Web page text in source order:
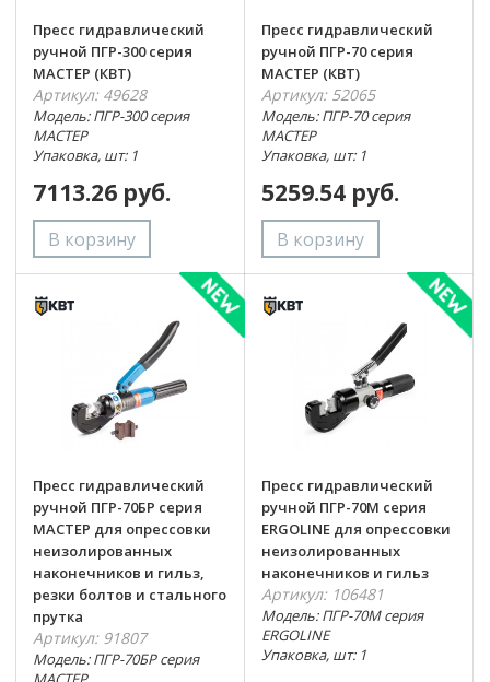
Пресс гидравлический
ручной ПГР-300 серия
МАСТЕР (КВТ)
Артикул: 49628
Модель: ПГР-300 серия
МАСТЕР
Упаковка, шт: 1
7113.26 руб.
Пресс гидравлический
ручной ПГР-70 серия
МАСТЕР (КВТ)
Артикул: 52065
Модель: ПГР-70 серия
МАСТЕР
Упаковка, шт: 1
5259.54 руб.
Пресс гидравлический
ручной ПГР-70БР серия
МАСТЕР для опрессовки
неизолированных
наконечников и гильз,
резки болтов и стального
прутка
Артикул: 91807
Модель: ПГР-70БР серия
Пресс гидравлический
ручной ПГР-70М серия
ERGOLINE для опрессовки
неизолированных
наконечников и гильз
Артикул: 106481
Модель: ПГР-70М серия
ERGOLINE
Упаковка, шт: 1